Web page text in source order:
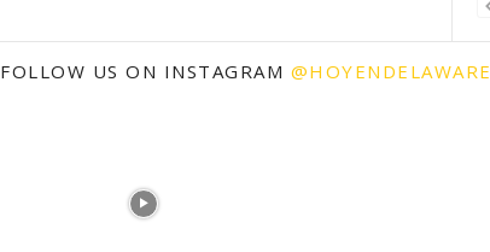
FOLLOW US ON INSTAGRAM @HOYENDELAWARE